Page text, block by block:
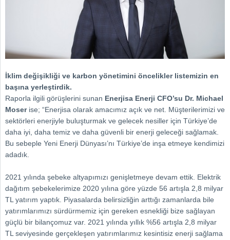
İklim değişikliği ve karbon yönetimini öncelikler listemizin en
başına yerleştirdik.
Raporla ilgili görüşlerini sunan Enerjisa Enerji CFO’su Dr. Michael
Moserise; “Enerjisa olarak amacımız açık ve net. Müşterilerimizi ve
sektörleri enerjiyle buluşturmak ve gelecek nesiller için Türkiye’de
daha iyi, daha temiz ve daha güvenli bir enerji geleceği sağlamak.
Bu sebeple Yeni Enerji Dünyası’nı Türkiye’de inşa etmeye kendimizi
adadık.
2021 yılında şebeke altyapımızı genişletmeye devam ettik. Elektrik
dağıtım şebekelerimize 2020 yılına göre yüzde 56 artışla 2,8 milyar
TL yatırım yaptık. Piyasalarda belirsizliğin arttığı zamanlarda bile
yatırımlarımızı sürdürmemiz için gereken esnekliği bize sağlayan
güçlü bir bilançomuz var. 2021 yılında yıllık %56 artışla 2,8 milyar
TL seviyesinde gerçekleşen yatırımlarımız kesintisiz enerji sağlama